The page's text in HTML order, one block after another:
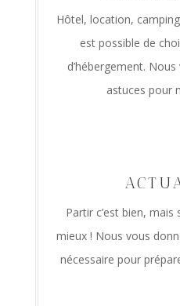
Hôtel, location,
est possible de
d’hébergement.
astuces pour
Partir c’est bien, mais
mieux ! Nous vous
nécessaire pour